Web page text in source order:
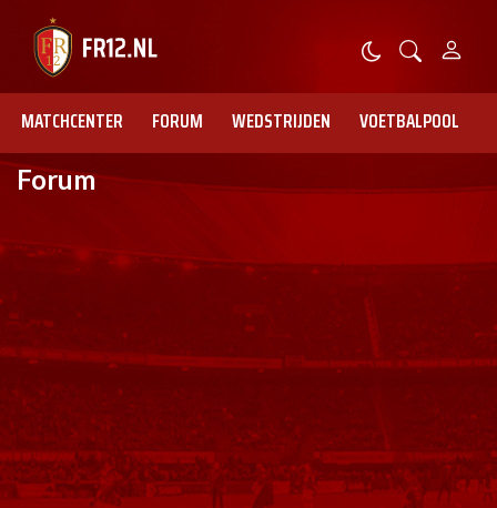
MATCHCENTER FORUM WEDSTRIJDEN VOETBALPOOL
Forum